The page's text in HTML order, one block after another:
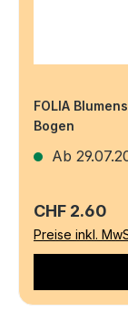
FOLIA
Bogen
Ab
Regulärer
CHF 2.60
Preise inkl.